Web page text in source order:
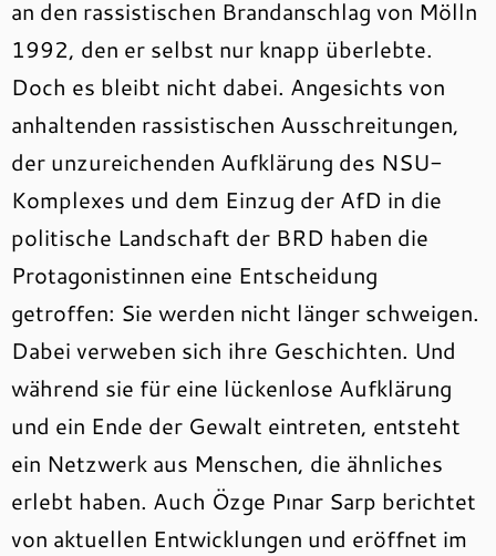
an den rassistischen Brandanschlag von Mölln
1992, den er selbst nur knapp überlebte.
Doch es bleibt nicht dabei. Angesichts von
anhaltenden rassistischen Ausschreitungen,
der unzureichenden Aufklärung des NSU-
Komplexes und dem Einzug der AfD in die
politische Landschaft der BRD haben die
Protagonistinnen eine Entscheidung
getroffen: Sie werden nicht länger schweigen.
Dabei verweben sich ihre Geschichten. Und
während sie für eine lückenlose Aufklärung
und ein Ende der Gewalt eintreten, entsteht
ein Netzwerk aus Menschen, die ähnliches
erlebt haben. Auch Özge Pınar Sarp berichtet
von aktuellen Entwicklungen und eröffnet im